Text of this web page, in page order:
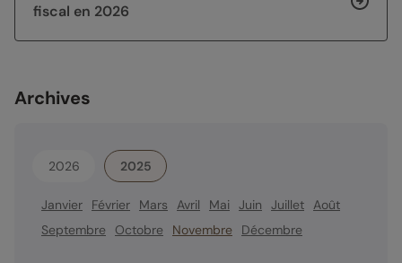
fiscal en 2026
Archives
2026 2025
Janvier Février Mars Avril Mai Juin Juillet
Août
Septembre
Octobre Novembre Décembre